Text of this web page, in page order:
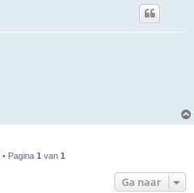
Pagina 1 van 1
Ga naar